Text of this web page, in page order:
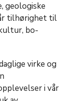
geologiske
tilhørighet til
bo-
virke og
i vår